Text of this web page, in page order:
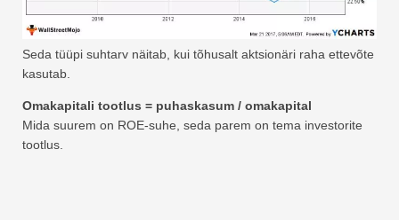
Seda tüüpi suhtarv näitab, kui tõhusalt aktsionäri raha ettevõte
kasutab.
Omakapitali tootlus = puhaskasum / omakapital
Mida suurem on ROE-suhe, seda parem on tema investorite
tootlus.